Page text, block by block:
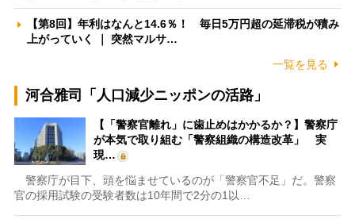
【第8回】年利はなんと14.6％！ 毎日5万円超の延滞税が積み
上がっていく ｜ 突然マルサ…
一覧を見る
河合雅司「人口減少ニッポンの活路」
【「警察官離れ」に歯止めはかかるか？】警察庁
が本気で取り組む「警察組織の構造改革」 実
現…
警察庁が目下、頭を悩ませているのが「警察官不足」だ。警察
官の採用試験の受験者数は10年間で2分の1以…